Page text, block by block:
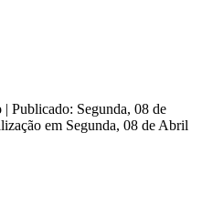
| Publicado: Segunda, 08 de
em Segunda, 08 de Abril